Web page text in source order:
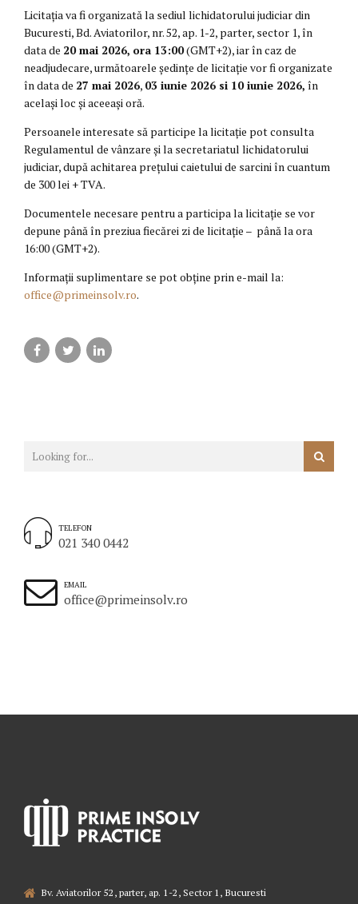
Licitația va fi organizată la sediul lichidatorului judiciar din
Bucuresti, Bd. Aviatorilor, nr. 52, ap. 1-2, parter, sector 1, în
data de 20 mai 2026, ora 13:00(GMT+2), iar în caz de
neadjudecare, următoarele ședințe de licitație vor fi organizate
în data de 27 mai 2026, 03 iunie 2026 si 10 iunie 2026, în
același loc și aceeași oră.
Persoanele interesate să participe la licitație pot consulta
Regulamentul de vânzare și la secretariatul lichidatorului
judiciar, după achitarea prețului caietului de sarcini în cuantum
de 300 lei + TVA.
Documentele necesare pentru a participa la licitație se vor
depune până în preziua fiecărei zi de licitație – până la ora
16:00 (GMT+2).
Informații suplimentare se pot obține prin e-mail la:
office@primeinsolv.ro.
TELEFON
021 340 0442
EMAIL
office@primeinsolv.ro
Bv. Aviatorilor 52, parter, ap. 1-2, Sector 1, Bucuresti